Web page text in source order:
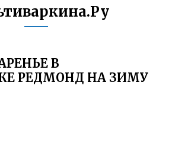
В
РЕДМОНД НА ЗИМУ